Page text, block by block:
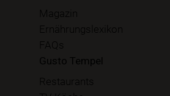
Magazin
Ernährungslexikon
FAQs
Gusto Tempel
Restaurants